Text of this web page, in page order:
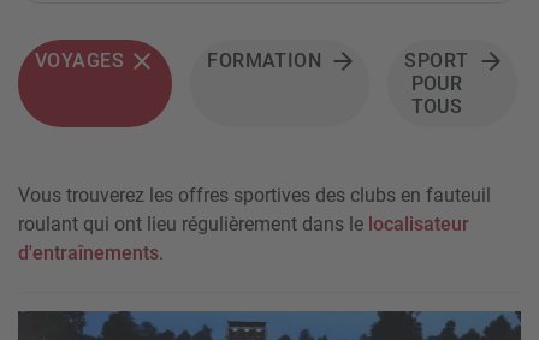
VOYAGES FORMATION
SPORT
POUR
TOUS
Vous trouverez les offres sportives des clubs en fauteuil
roulant qui ont lieu régulièrement dans le localisateur
d'entraînements.
Event